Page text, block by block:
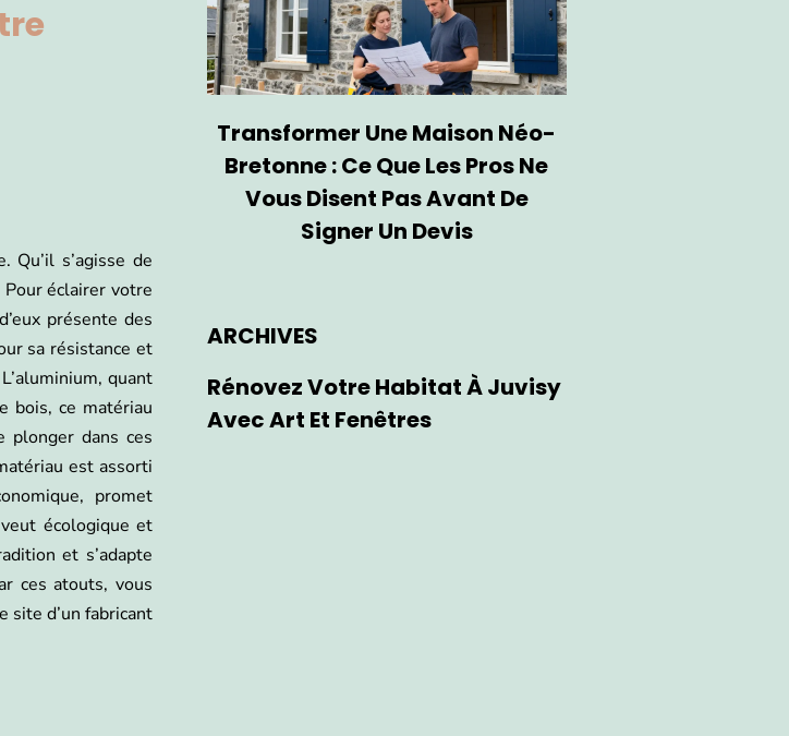
s’agisse de
éclairer votre
présente des
sa résistance et
quant
bois, ce matériau
plonger dans ces
est assorti
promet
écologique et
et s’adapte
ces atouts, vous
site d’un fabricant
Transformer Une Maison Néo-
Bretonne : Ce Que Les Pros Ne
Vous Disent Pas Avant De
Signer Un Devis
ARCHIVES
Rénovez Votre Habitat À Juvisy
Avec Art Et Fenêtres